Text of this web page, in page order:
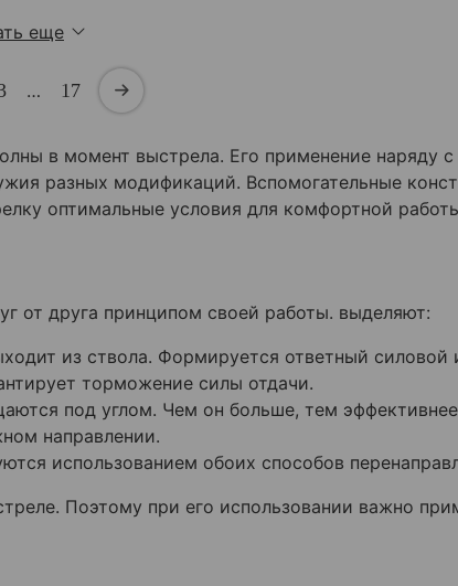
еще
… 17
в момент выстрела. Его применение наряду с
разных модификаций. Вспомогательные
оптимальные условия для комфортной
от друга принципом своей работы. выделяют:
из ствола. Формируется ответный силовой
торможение силы отдачи.
под углом. Чем он больше, тем
направлении.
использованием обоих способов
Поэтому при его использовании важно